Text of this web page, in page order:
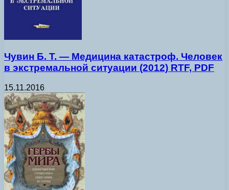
Чувин Б. Т. — Медицина катастроф. Человек
в экстремальной ситуации (2012) RTF, PDF
15.11.2016